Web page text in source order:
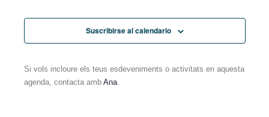
Suscribirse al calendario
Si vols incloure els teus esdeveniments o activitats en aquesta
agenda, contacta amb Ana.